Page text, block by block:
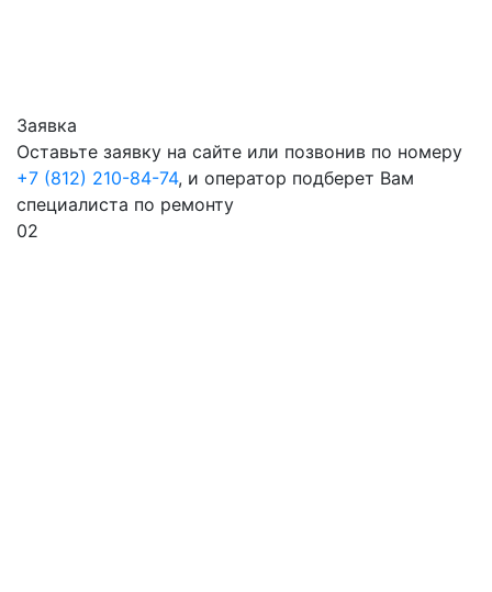
Заявка
Оставьте заявку на сайте или позвонив по номеру
+7 (812) 210-84-74, и оператор подберет Вам
специалиста по ремонту
02